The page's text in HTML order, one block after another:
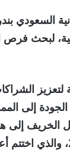
السعودي
لبحث فرص
الخريف